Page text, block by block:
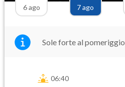
6 ago
7 ago
Sole forte al pomeriggio
06:40